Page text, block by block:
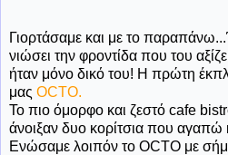
Γιορτάσαμε και με το
νιώσει την φροντίδα που του
ήταν μόνο δικό του! Η πρώτη
μας OCTO.
Το πιο όμορφο και ζεστό cafe
άνοιξαν δυο κορίτσια που αγαπώ
Ενώσαμε λοιπόν το OCTO με